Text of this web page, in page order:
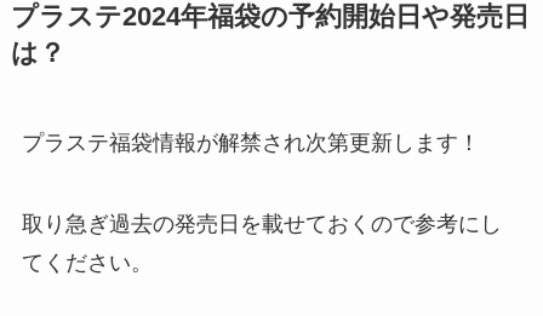
プラステ2024年福袋の予約開始日や発売日
は？
プラステ福袋情報が解禁され次第更新します！
取り急ぎ過去の発売日を載せておくので参考にし
てください。